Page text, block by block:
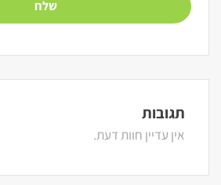
תגובות
אין עדיין חוות דעת.